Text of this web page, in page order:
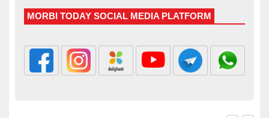
MORBI TODAY SOCIAL MEDIA PLATFORM